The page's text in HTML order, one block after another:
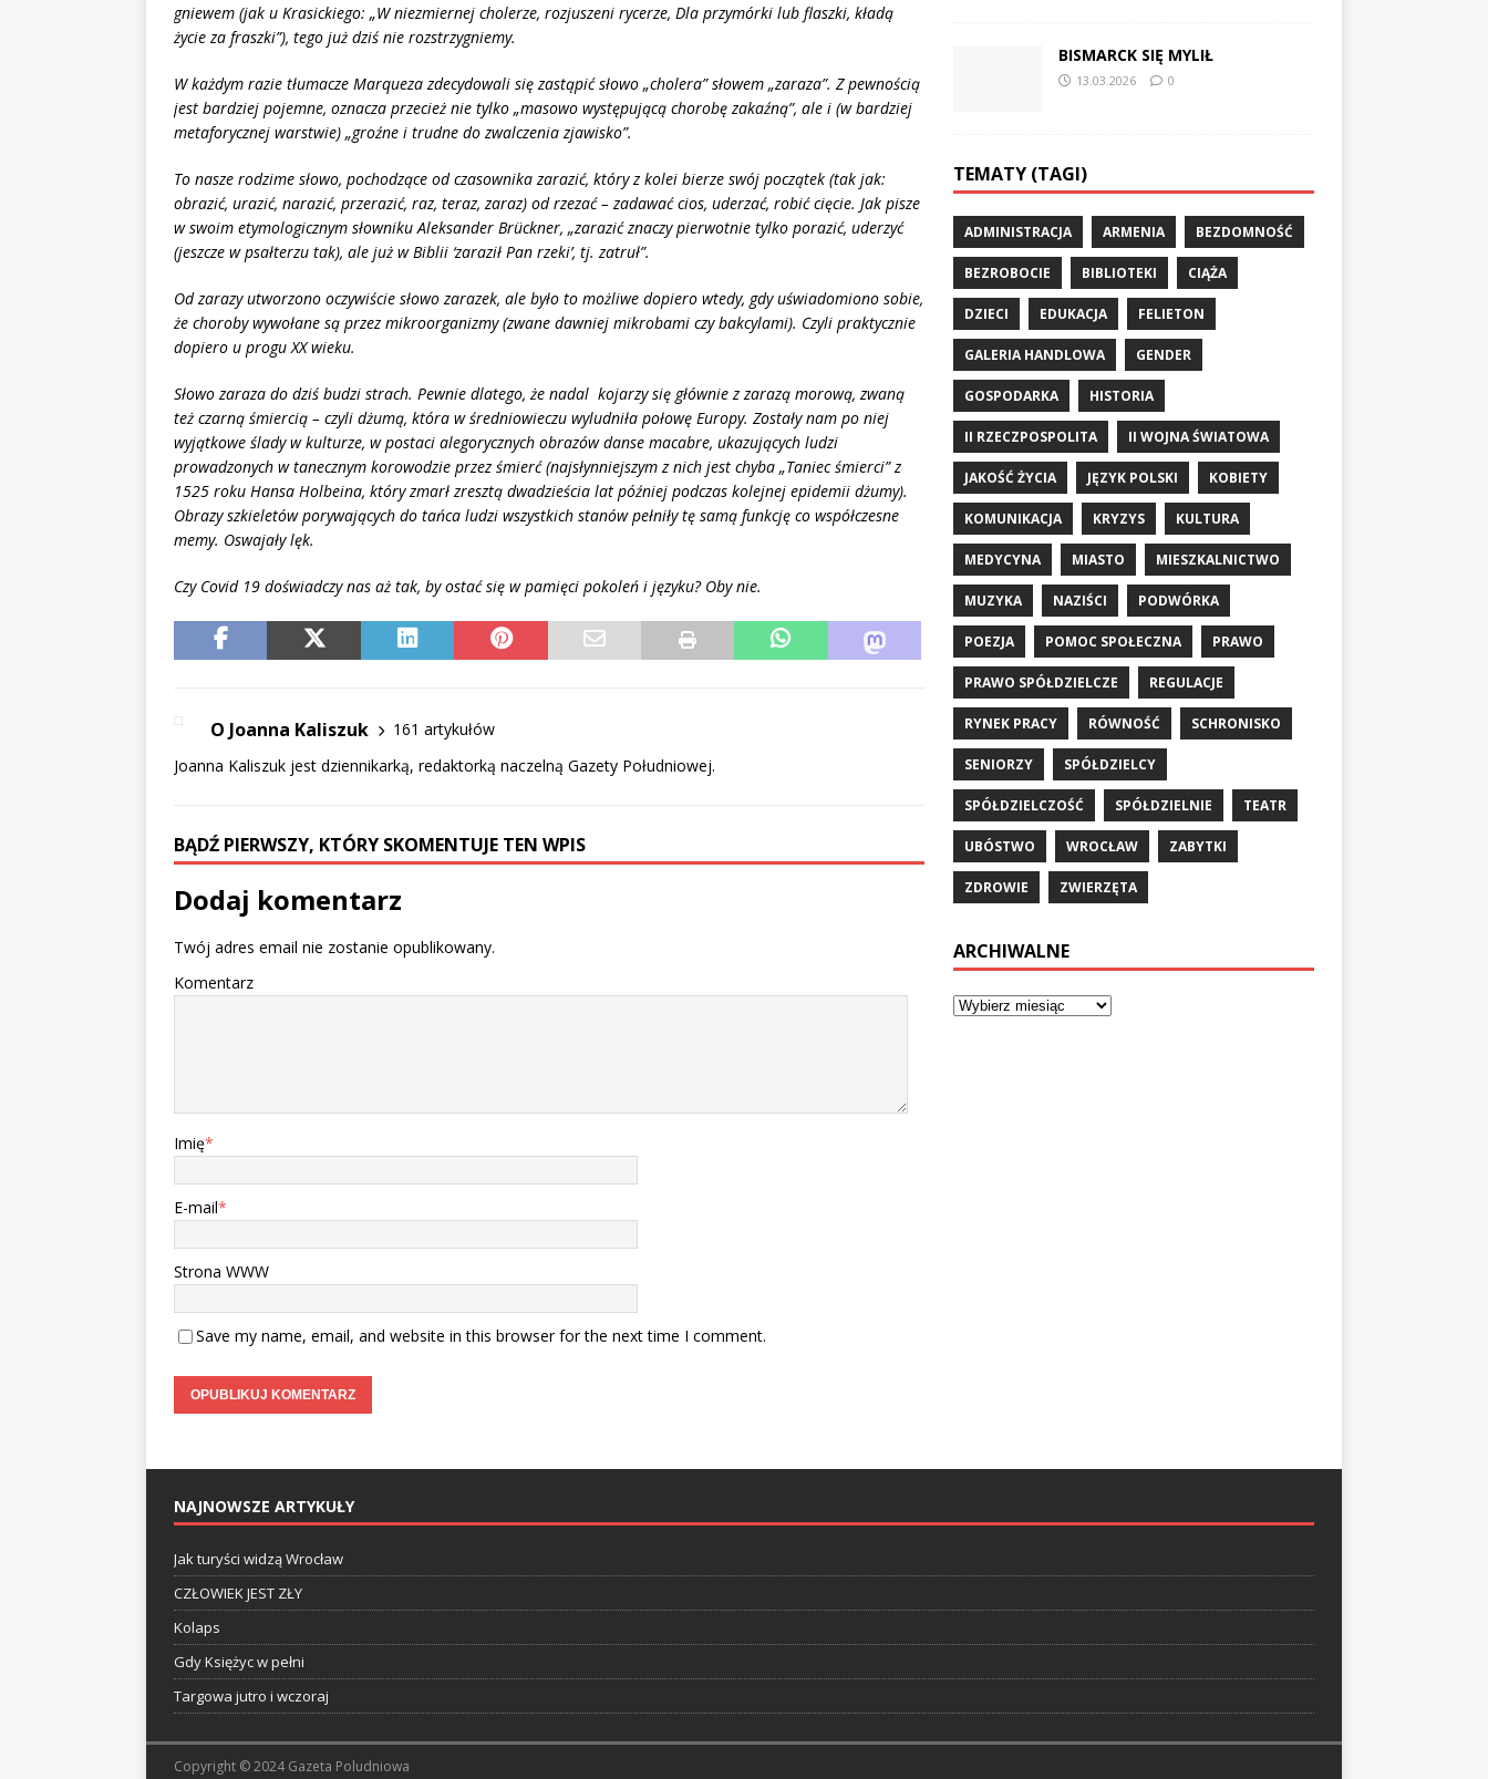
gniewem (jak u Krasickiego: „W niezmiernej cholerze, rozjuszeni rycerze, Dla przymórki lub flaszki, kładą
życie za fraszki”), tego już dziś nie rozstrzygniemy.
W każdym razie tłumacze Marqueza zdecydowali się zastąpić słowo „cholera” słowem „zaraza”. Z pewnością
jest bardziej pojemne, oznacza przecież nie tylko „masowo występującą chorobę zakaźną”, ale i (w bardziej
metaforycznej warstwie) „groźne i trudne do zwalczenia zjawisko”.
To nasze rodzime słowo, pochodzące od czasownika zarazić, który z kolei bierze swój początek (tak jak:
obrazić, urazić, narazić, przerazić, raz, teraz, zaraz) od rzezać – zadawać cios, uderzać, robić cięcie. Jak pisze
w swoim etymologicznym słowniku Aleksander Brückner, „zarazić znaczy pierwotnie tylko porazić, uderzyć
(jeszcze w psałterzu tak), ale już w Biblii ‘zaraził Pan rzeki’, tj. zatruł”.
Od zarazy utworzono oczywiście słowo zarazek, ale było to możliwe dopiero wtedy, gdy uświadomiono sobie,
że choroby wywołane są przez mikroorganizmy (zwane dawniej mikrobami czy bakcylami). Czyli praktycznie
dopiero u progu XX wieku.
Słowo zaraza do dziś budzi strach. Pewnie dlatego, że nadal kojarzy się głównie z zarazą morową, zwaną
też czarną śmiercią – czyli dżumą, która w średniowieczu wyludniła połowę Europy. Zostały nam po niej
wyjątkowe ślady w kulturze, w postaci alegorycznych obrazów danse macabre, ukazujących ludzi
prowadzonych w tanecznym korowodzie przez śmierć (najsłynniejszym z nich jest chyba „Taniec śmierci” z
1525 roku Hansa Holbeina, który zmarł zresztą dwadzieścia lat później podczas kolejnej epidemii dżumy).
Obrazy szkieletów porywających do tańca ludzi wszystkich stanów pełniły tę samą funkcję co współczesne
memy. Oswajały lęk.
Czy Covid 19 doświadczy nas aż tak, by ostać się w pamięci pokoleń i języku? Oby nie.
O Joanna Kaliszuk
161 artykułów
Joanna Kaliszuk jest dziennikarką, redaktorką naczelną Gazety Południowej.
BĄDŹ PIERWSZY, KTÓRY SKOMENTUJE TEN WPIS
Dodaj komentarz
Twój adres email nie zostanie opublikowany.
Komentarz
Imię*
E-mail*
Strona WWW
Save my name, email, and website in this browser for the next time I comment.
BISMARCK SIĘ MYLIŁ
13.03.2026 0
TEMATY (TAGI)
ADMINISTRACJA ARMENIA BEZDOMNOŚĆ
BEZROBOCIE BIBLIOTEKI CIĄŻA
DZIECI EDUKACJA FELIETON
GALERIA HANDLOWA GENDER
GOSPODARKA HISTORIA
II RZECZPOSPOLITA II WOJNA ŚWIATOWA
JAKOŚĆ ŻYCIA JĘZYK POLSKI KOBIETY
KOMUNIKACJA KRYZYS KULTURA
MEDYCYNA MIASTO MIESZKALNICTWO
MUZYKA NAZIŚCI PODWÓRKA
POEZJA POMOC SPOŁECZNA PRAWO
PRAWO SPÓŁDZIELCZE REGULACJE
RYNEK PRACY RÓWNOŚĆ SCHRONISKO
SENIORZY SPÓŁDZIELCY
SPÓŁDZIELCZOŚĆ SPÓŁDZIELNIE TEATR
UBÓSTWO WROCŁAW ZABYTKI
ZDROWIE ZWIERZĘTA
ARCHIWALNE
NAJNOWSZE ARTYKUŁY
Jak turyści widzą Wrocław
CZŁOWIEK JEST ZŁY
Kolaps
Gdy Księżyc w pełni
Targowa jutro i wczoraj
Copyright © 2024 Gazeta Poludniowa